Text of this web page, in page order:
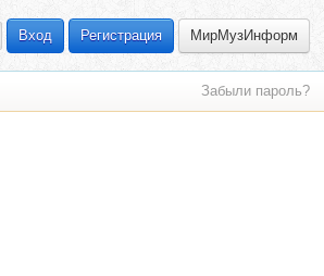
Вход Регистрация МирМузИнформ
Забыли пароль?